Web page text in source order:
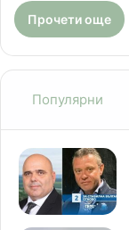
Прочети още
Популярни